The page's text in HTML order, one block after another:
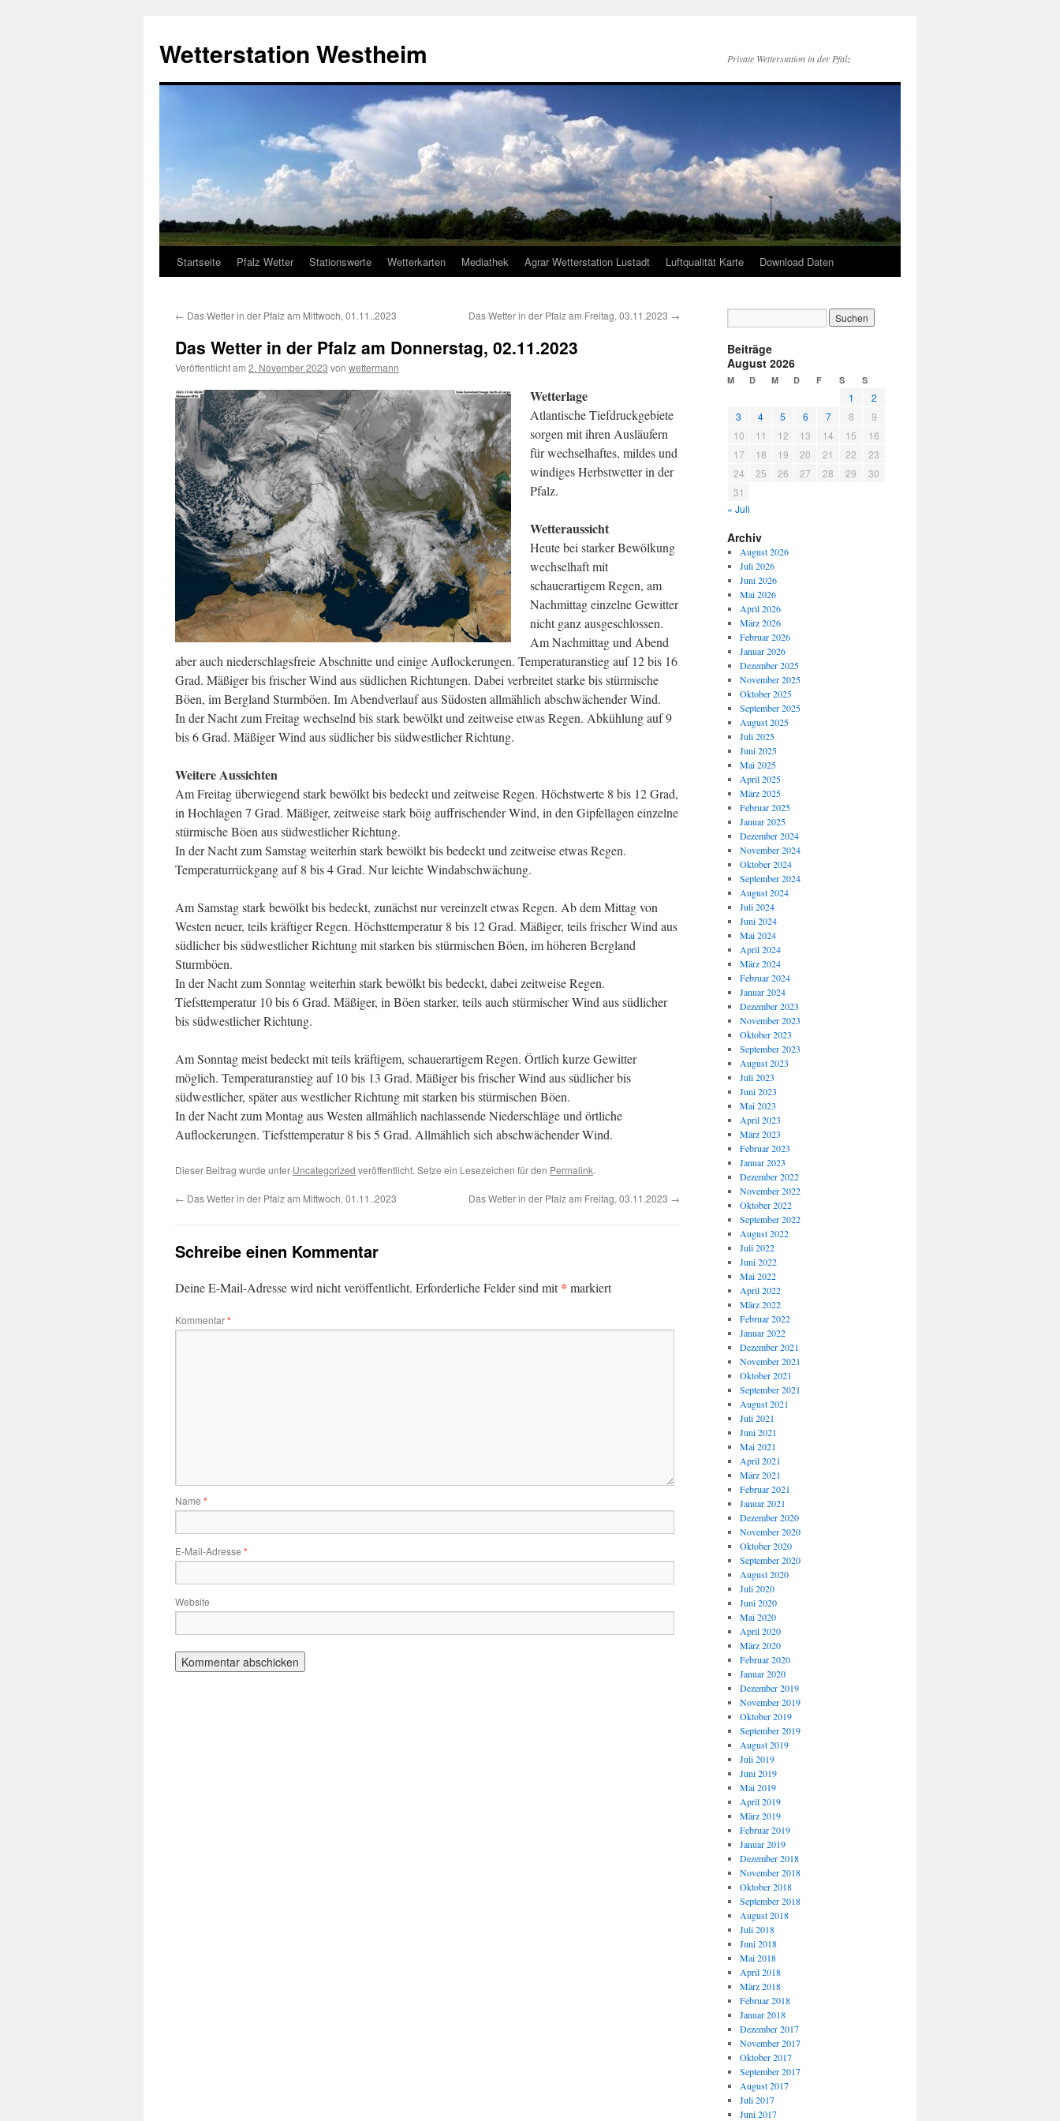
springen
Wetterstation Westheim Private Wetterstation in der Pfalz
Startseite Pfalz Wetter Stationswerte Wetterkarten Mediathek Agrar Wetterstation Lustadt Luftqualität Karte Download Daten
← Das Wetter in der Pfalz am Mittwoch, 01.11..2023 Das Wetter in der Pfalz am Freitag, 03.11.2023 →
Das Wetter in der Pfalz am Donnerstag, 02.11.2023
Veröffentlicht am 2. November 2023 von wettermann
Wetterlage
Atlantische Tiefdruckgebiete
sorgen mit ihren Ausläufern
für wechselhaftes, mildes und
windiges Herbstwetter in der
Pfalz.
Wetteraussicht
Heute bei starker Bewölkung
wechselhaft mit
schauerartigem Regen, am
Nachmittag einzelne Gewitter
nicht ganz ausgeschlossen.
Am Nachmittag und Abend
aber auch niederschlagsfreie Abschnitte und einige Auflockerungen. Temperaturanstieg auf 12 bis 16
Grad. Mäßiger bis frischer Wind aus südlichen Richtungen. Dabei verbreitet starke bis stürmische
Böen, im Bergland Sturmböen. Im Abendverlauf aus Südosten allmählich abschwächender Wind.
In der Nacht zum Freitag wechselnd bis stark bewölkt und zeitweise etwas Regen. Abkühlung auf 9
bis 6 Grad. Mäßiger Wind aus südlicher bis südwestlicher Richtung.
Weitere Aussichten
Am Freitag überwiegend stark bewölkt bis bedeckt und zeitweise Regen. Höchstwerte 8 bis 12 Grad,
in Hochlagen 7 Grad. Mäßiger, zeitweise stark böig auffrischender Wind, in den Gipfellagen einzelne
stürmische Böen aus südwestlicher Richtung.
In der Nacht zum Samstag weiterhin stark bewölkt bis bedeckt und zeitweise etwas Regen.
Temperaturrückgang auf 8 bis 4 Grad. Nur leichte Windabschwächung.
Am Samstag stark bewölkt bis bedeckt, zunächst nur vereinzelt etwas Regen. Ab dem Mittag von
Westen neuer, teils kräftiger Regen. Höchsttemperatur 8 bis 12 Grad. Mäßiger, teils frischer Wind aus
südlicher bis südwestlicher Richtung mit starken bis stürmischen Böen, im höheren Bergland
Sturmböen.
In der Nacht zum Sonntag weiterhin stark bewölkt bis bedeckt, dabei zeitweise Regen.
Tiefsttemperatur 10 bis 6 Grad. Mäßiger, in Böen starker, teils auch stürmischer Wind aus südlicher
bis südwestlicher Richtung.
Am Sonntag meist bedeckt mit teils kräftigem, schauerartigem Regen. Örtlich kurze Gewitter
möglich. Temperaturanstieg auf 10 bis 13 Grad. Mäßiger bis frischer Wind aus südlicher bis
südwestlicher, später aus westlicher Richtung mit starken bis stürmischen Böen.
In der Nacht zum Montag aus Westen allmählich nachlassende Niederschläge und örtliche
Auflockerungen. Tiefsttemperatur 8 bis 5 Grad. Allmählich sich abschwächender Wind.
Dieser Beitrag wurde unter Uncategorized veröffentlicht. Setze ein Lesezeichen für den Permalink.
← Das Wetter in der Pfalz am Mittwoch, 01.11..2023 Das Wetter in der Pfalz am Freitag, 03.11.2023 →
Schreibe einen Kommentar
Deine E-Mail-Adresse wird nicht veröffentlicht. Erforderliche Felder sind mit* markiert
Kommentar*
Name *
E-Mail-Adresse *
Website
Beiträge
August 2026
M D M D F S S
1
2
3
4 5 6 7 8
9
10
11 12 13 14 15
16
17
18 19 20 21 22
23
24
25 26 27 28 29
30
31
« Juli
Archiv
August 2026
Juli 2026
Juni 2026
Mai 2026
April 2026
März 2026
Februar 2026
Januar 2026
Dezember 2025
November 2025
Oktober 2025
September 2025
August 2025
Juli 2025
Juni 2025
Mai 2025
April 2025
März 2025
Februar 2025
Januar 2025
Dezember 2024
November 2024
Oktober 2024
September 2024
August 2024
Juli 2024
Juni 2024
Mai 2024
April 2024
März 2024
Februar 2024
Januar 2024
Dezember 2023
November 2023
Oktober 2023
September 2023
August 2023
Juli 2023
Juni 2023
Mai 2023
April 2023
März 2023
Februar 2023
Januar 2023
Dezember 2022
November 2022
Oktober 2022
September 2022
August 2022
Juli 2022
Juni 2022
Mai 2022
April 2022
März 2022
Februar 2022
Januar 2022
Dezember 2021
November 2021
Oktober 2021
September 2021
August 2021
Juli 2021
Juni 2021
Mai 2021
April 2021
März 2021
Februar 2021
Januar 2021
Dezember 2020
November 2020
Oktober 2020
September 2020
August 2020
Juli 2020
Juni 2020
Mai 2020
April 2020
März 2020
Februar 2020
Januar 2020
Dezember 2019
November 2019
Oktober 2019
September 2019
August 2019
Juli 2019
Juni 2019
Mai 2019
April 2019
März 2019
Februar 2019
Januar 2019
Dezember 2018
November 2018
Oktober 2018
September 2018
August 2018
Juli 2018
Juni 2018
Mai 2018
April 2018
März 2018
Februar 2018
Januar 2018
Dezember 2017
November 2017
Oktober 2017
September 2017
August 2017
Juli 2017
Juni 2017